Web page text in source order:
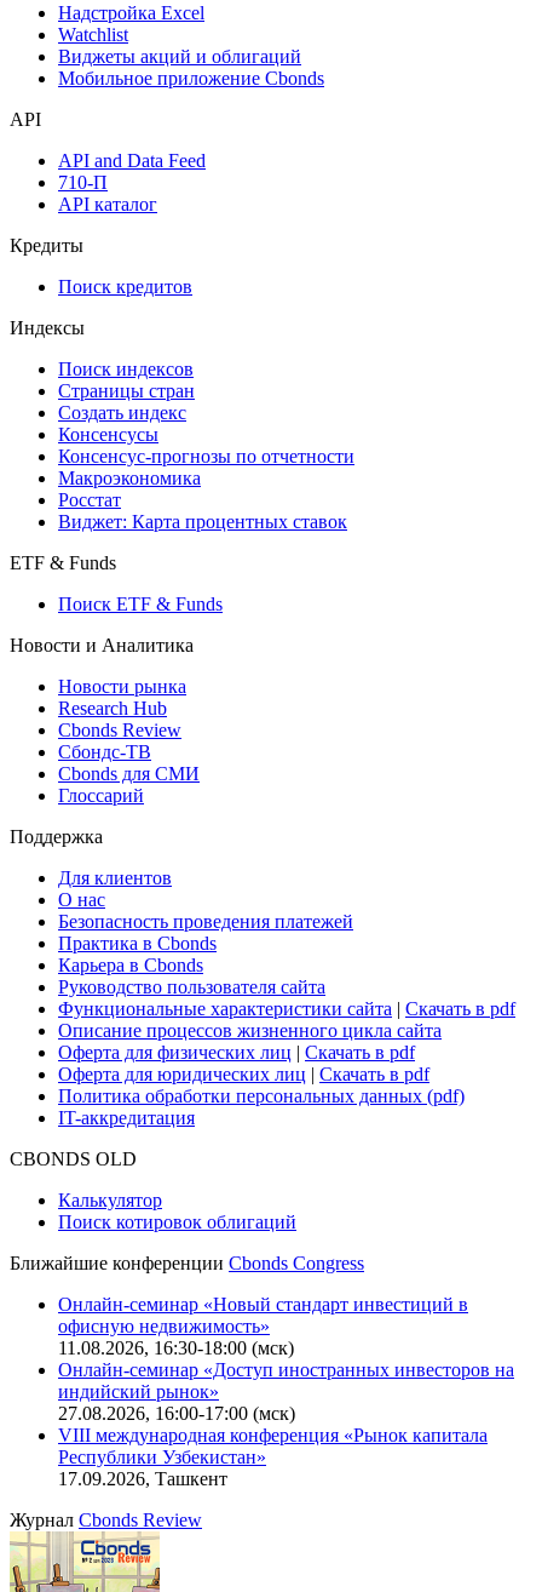
Надстройка Excel
Watchlist
Виджеты акций и облигаций
Мобильное приложение Cbonds
API
API and Data Feed
710-П
API каталог
Кредиты
Поиск кредитов
Индексы
Поиск индексов
Страницы стран
Создать индекс
Консенсусы
Консенсус-прогнозы по отчетности
Макроэкономика
Росстат
Виджет: Карта процентных ставок
ETF & Funds
Поиск ETF & Funds
Новости и Аналитика
Новости рынка
Research Hub
Cbonds Review
Сбондс-ТВ
Cbonds для СМИ
Глоссарий
Поддержка
Для клиентов
О нас
Безопасность проведения платежей
Практика в Cbonds
Карьера в Cbonds
Руководство пользователя сайта
Функциональные характеристики сайта | Скачать в pdf
Описание процессов жизненного цикла сайта
Оферта для физических лиц | Скачать в pdf
Оферта для юридических лиц | Скачать в pdf
Политика обработки персональных данных (pdf)
IT-аккредитация
CBONDS OLD
Калькулятор
Поиск котировок облигаций
Ближайшие конференции Cbonds Congress
Онлайн-семинар «Новый стандарт инвестиций в
офисную недвижимость»
11.08.2026, 16:30-18:00 (мск)
Онлайн-семинар «Доступ иностранных инвесторов на
индийский рынок»
27.08.2026, 16:00-17:00 (мск)
VIII международная конференция «Рынок капитала
Республики Узбекистан»
17.09.2026, Ташкент
Журнал Cbonds Review